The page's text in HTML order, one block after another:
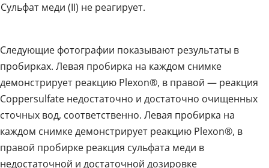
Сульфат меди (II) не реагирует.
Следующие фотографии показывают результаты в
пробирках. Левая пробирка на каждом снимке
демонстрирует реакцию Plexon®, в правой — реакция
Coppersulfate недостаточно и достаточно очищенных
сточных вод, соответственно. Левая пробирка на
каждом снимке демонстрирует реакцию Plexon®, в
правой пробирке реакция сульфата меди в
недостаточной и достаточной дозировке